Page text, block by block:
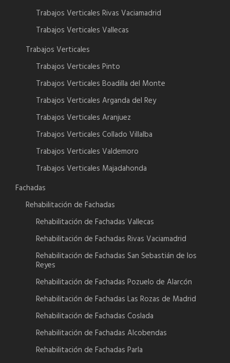
Trabajos Verticales Rivas Vaciamadrid
Trabajos Verticales Vallecas
Trabajos Verticales
Trabajos Verticales Pinto
Trabajos Verticales Boadilla del Monte
Trabajos Verticales Arganda del Rey
Trabajos Verticales Aranjuez
Trabajos Verticales Collado Villalba
Trabajos Verticales Valdemoro
Trabajos Verticales Majadahonda
Fachadas
Rehabilitación de Fachadas
Rehabilitación de Fachadas Vallecas
Rehabilitación de Fachadas Rivas Vaciamadrid
Rehabilitación de Fachadas San Sebastián de los
Reyes
Rehabilitación de Fachadas Pozuelo de Alarcón
Rehabilitación de Fachadas Las Rozas de Madrid
Rehabilitación de Fachadas Coslada
Rehabilitación de Fachadas Alcobendas
Rehabilitación de Fachadas Parla